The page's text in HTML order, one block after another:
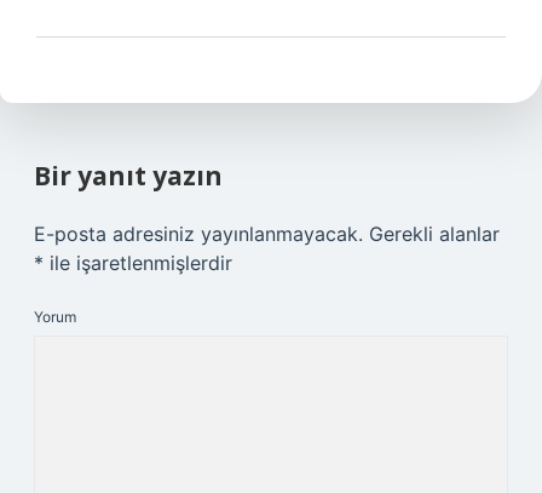
Bir yanıt yazın
E-posta adresiniz yayınlanmayacak. Gerekli alanlar
* ile işaretlenmişlerdir
Yorum